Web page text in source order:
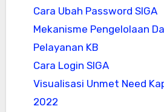
Cara Ubah Password SIGA
Mekanisme Pengelolaan
Pelayanan KB
Cara Login SIGA
Visualisasi Unmet Need
2022